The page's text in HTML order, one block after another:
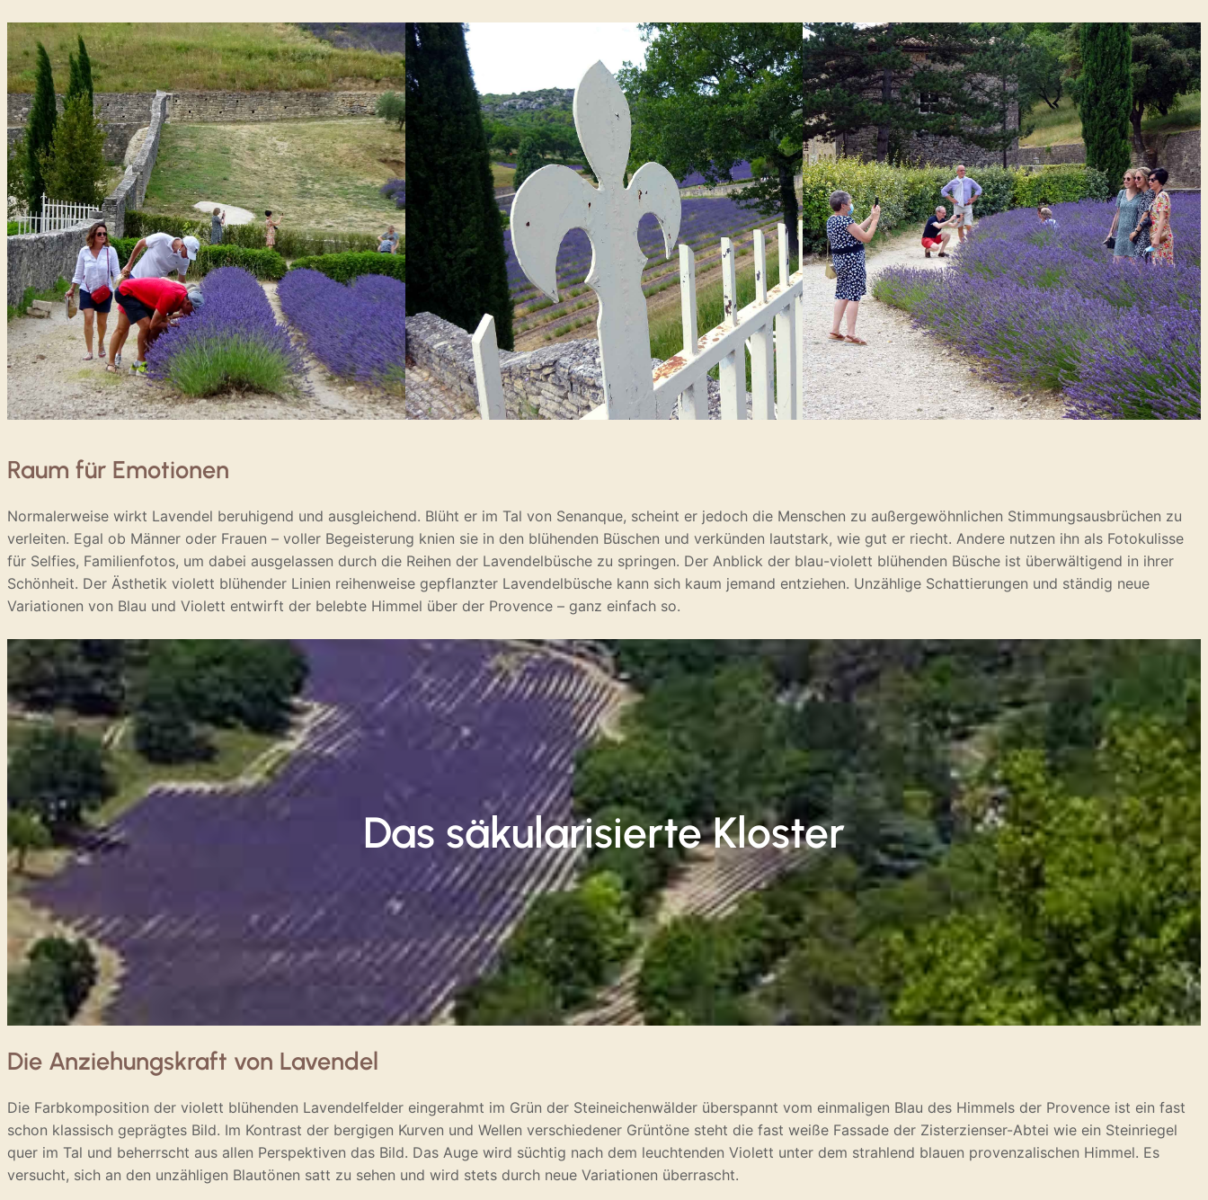
Raum für Emotionen
Normalerweise wirkt Lavendel beruhigend und ausgleichend. Blüht er im Tal von Senanque, scheint er jedoch die Menschen zu außergewöhnlichen Stimmungsausbrüchen zu
verleiten. Egal ob Männer oder Frauen – voller Begeisterung knien sie in den blühenden Büschen und verkünden lautstark, wie gut er riecht. Andere nutzen ihn als Fotokulisse
für Selfies, Familienfotos, um dabei ausgelassen durch die Reihen der Lavendelbüsche zu springen. Der Anblick der blau-violett blühenden Büsche ist überwältigend in ihrer
Schönheit. Der Ästhetik violett blühender Linien reihenweise gepflanzter Lavendelbüsche kann sich kaum jemand entziehen. Unzählige Schattierungen und ständig neue
Variationen von Blau und Violett entwirft der belebte Himmel über der Provence – ganz einfach so.
Das säkularisierte Kloster
Die Anziehungskraft von Lavendel
Die Farbkomposition der violett blühenden Lavendelfelder eingerahmt im Grün der Steineichenwälder überspannt vom einmaligen Blau des Himmels der Provence ist ein fast
schon klassisch geprägtes Bild. Im Kontrast der bergigen Kurven und Wellen verschiedener Grüntöne steht die fast weiße Fassade der Zisterzienser-Abtei wie ein Steinriegel
quer im Tal und beherrscht aus allen Perspektiven das Bild. Das Auge wird süchtig nach dem leuchtenden Violett unter dem strahlend blauen provenzalischen Himmel. Es
versucht, sich an den unzähligen Blautönen satt zu sehen und wird stets durch neue Variationen überrascht.